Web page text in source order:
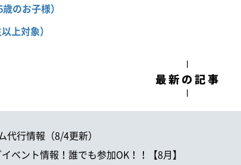
のお子様）
上対象）
行情報（8/4更新）
ベント情報！誰でも参加OK！！【8月】